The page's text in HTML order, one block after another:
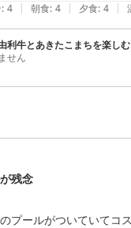
: 4 | 朝食: 4 | 夕食: 4 |
利牛とあきたこまちを楽し
せん
残念
プールがついていてコ